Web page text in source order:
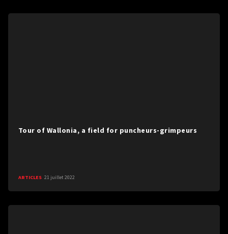
Tour of Wallonia, a field for puncheurs-grimpeurs
ARTICLES 21 juillet 2022